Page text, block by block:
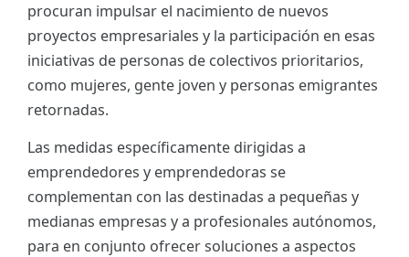
procuran impulsar el nacimiento de nuevos
proyectos empresariales y la participación en esas
iniciativas de personas de colectivos prioritarios,
como mujeres, gente joven y personas emigrantes
retornadas.
Las medidas específicamente dirigidas a
emprendedores y emprendedoras se
complementan con las destinadas a pequeñas y
medianas empresas y a profesionales autónomos,
para en conjunto ofrecer soluciones a aspectos